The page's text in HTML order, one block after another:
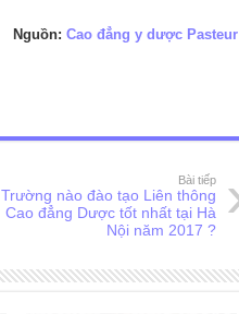
Nguồn: Cao đẳng y dược Pasteur
Bài tiếp
Trường nào đào tạo Liên thông
Cao đẳng Dược tốt nhất tại Hà
Nội năm 2017 ?